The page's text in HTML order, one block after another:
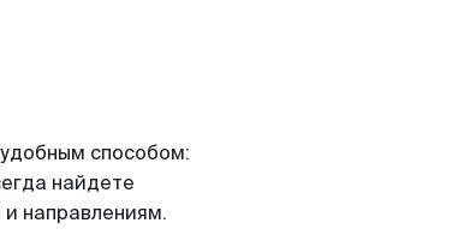
способом:
найдете
направлениям.